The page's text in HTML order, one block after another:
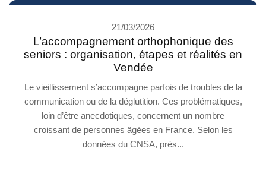
21/03/2026
L’accompagnement orthophonique des
seniors : organisation, étapes et réalités en
Vendée
Le vieillissement s’accompagne parfois de troubles de la
communication ou de la déglutition. Ces problématiques,
loin d’être anecdotiques, concernent un nombre
croissant de personnes âgées en France. Selon les
données du CNSA, près...